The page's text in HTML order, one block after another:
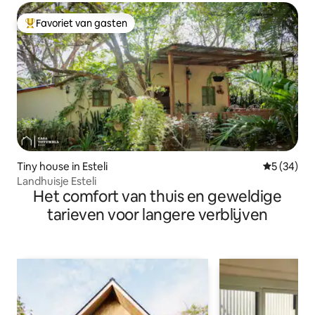
Topfavoriet van gasten
Favoriet van gasten
Tiny house in Esteli
5 (34)
Landhuisje Esteli
Het comfort van thuis en geweldige
tarieven voor langere verblijven